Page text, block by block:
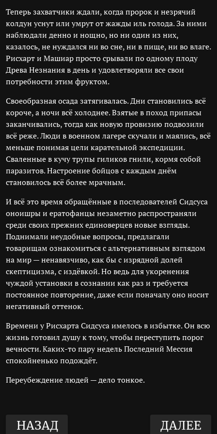
Теперь захватчики ждали, когда пророк и незрячий
колдун уснут или умрут от жажды иль голода. За ними
наблюдали денно и нощно, но ни один из них,
казалось, не нуждался ни во сне, ни в пище, ни во влаге.
Рисхарт и Машиар просто срывали по одному плоду
Древа Незнания в день и удовлетворяли все свои
потребности этим фруктом.
Своеобразная осада затягивалась. Дни становились всё
короче, а ночи всё холоднее. Взятые в поход припасы
заканчивались, тогда как новую провизию подвозили
всё реже. Люди в военном лагере скучали и маялись, всё
меньше понимая цели карательной экспедиции.
Сваленные в кучу трупы гиликов гнили, кормя собой
паразитов. Настроение бойцов с каждым днём
становилось всё более мрачным.
И всё это время обращённые в последователей Сидсуса
оноишры и ератофанцы незаметно распространяли
среди своих прежних единоверцев новые взгляды.
Поднимали неудобные вопросы, предлагали
товарищам ознакомиться с альтернативным взглядом
на мир — ненавязчиво, как бы с изрядной долей
скептицизма, с издёвкой. Но ведь для укоренения
чуждой установки в сознании как раз и требуется
постоянное повторение, даже если поначалу оно носит
негативный оттенок.
Времени у Рисхарта Сидсуса имелось в избытке. Он всю
жизнь готовил душу к тому, чтобы переступить порог
вечности. Каких-то пару недель Последний Мессия
спокойненько подождёт.
Переубеждение людей — дело тонкое.
НАЗАД ДАЛЕЕ